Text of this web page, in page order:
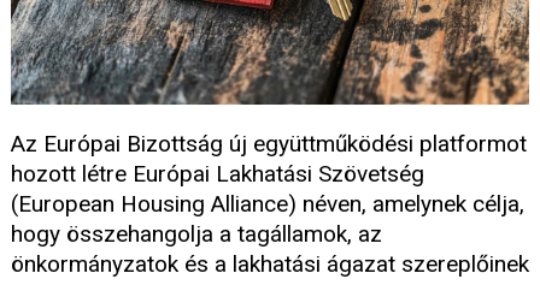
Az Európai Bizottság új együttműködési platformot
hozott létre Európai Lakhatási Szövetség
(European Housing Alliance) néven, amelynek célja,
hogy összehangolja a tagállamok, az
önkormányzatok és a lakhatási ágazat szereplőinek